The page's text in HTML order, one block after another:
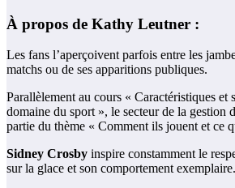
À propos de Kathy Leutner :
Les fans l’aperçoivent parfois entre les
matchs ou de ses apparitions publiques.
Parallèlement au cours « Caractéristiques et
domaine du sport », le secteur de la gestion
partie du thème « Comment ils jouent et ce
Sidney Crosby inspire constamment le
sur la glace et son comportement exemplaire.